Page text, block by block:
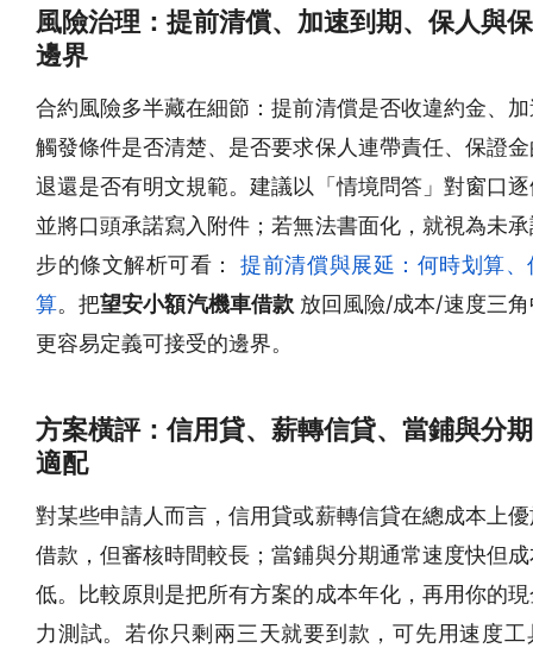
風險治理：提前清償、加速到期、保人與
邊界
合約風險多半藏在細節：提前清償是否收違約金、
觸發條件是否清楚、是否要求保人連帶責任、保證
退還是否有明文規範。建議以「情境問答」對窗口
並將口頭承諾寫入附件；若無法書面化，就視為未
步的條文解析可看：
提前清償與展延：何時划算、
算。把望安小額汽機車借款放回風險/成本/速度三角
更容易定義可接受的邊界。
方案橫評：信用貸、薪轉信貸、當鋪與分
適配
對某些申請人而言，信用貸或薪轉信貸在總成本上
借款，但審核時間較長；當鋪與分期通常速度快但
低。比較原則是把所有方案的成本年化，再用你的
力測試。若你只剩兩三天就要到款，可先用速度工